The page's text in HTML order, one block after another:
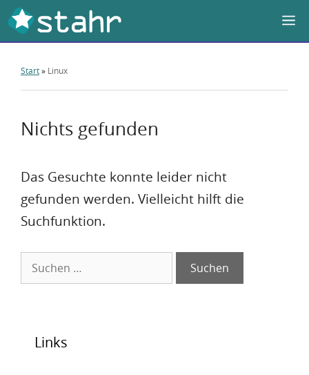
Zum
Inhalt
Start» Linux
Nichts gefunden
Das Gesuchte konnte leider nicht
gefunden werden. Vielleicht hilft die
Suchfunktion.
Suchen
nach:
Links